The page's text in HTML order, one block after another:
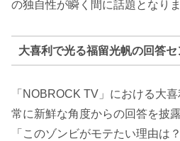
の独自性が瞬く間に話題となりま
大喜利で光る福留光帆の回答セ
「NOBROCK TV」における大
常に新鮮な角度からの回答を披
「このゾンビがモテたい理由は